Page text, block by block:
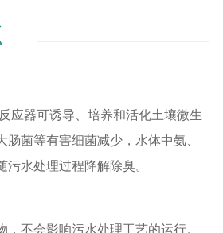
应器可诱导、培养和活化土壤微生
肠菌等有害细菌减少，水体中氨、
水处理过程降解除臭。
，不会影响污水处理工艺的运行。